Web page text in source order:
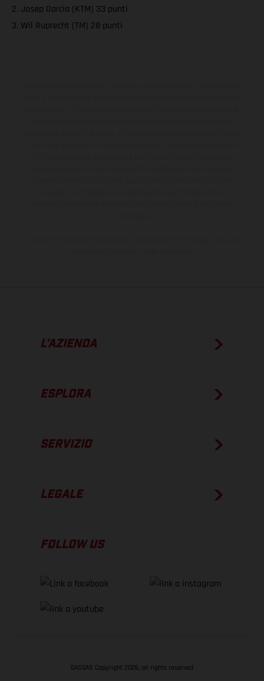
2. Josep Garcia (KTM) 33 punti
3. Wil Ruprecht (TM) 28 punti
L’AZIENDA
ESPLORA
SERVIZIO
LEGALE
FOLLOW US
GASGAS Copyright 2026, all rights reserved